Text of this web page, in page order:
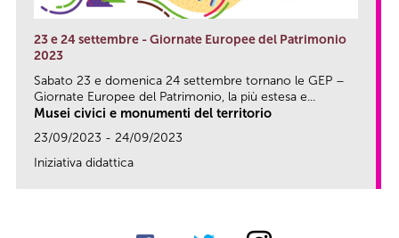
23 e 24 settembre - Giornate Europee del Patrimonio
2023
Sabato 23 e domenica 24 settembre tornano le GEP –
Giornate Europee del Patrimonio, la più estesa e...
Musei civici e monumenti del territorio
23/09/2023 - 24/09/2023
Iniziativa didattica